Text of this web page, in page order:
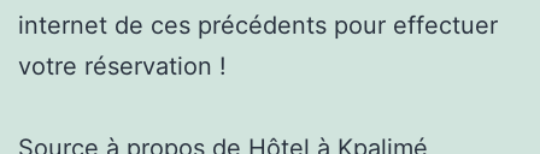
internet de ces précédents pour effectuer
votre réservation !
Source à propos de Hôtel à Kpalimé